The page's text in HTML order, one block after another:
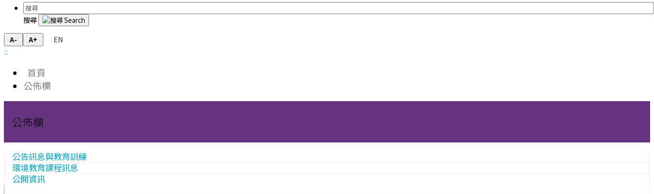
搜尋
A- A+
EN
:::
首頁
公佈欄
公佈欄
公告訊息與教育訓練
環境教育課程訊息
公開資訊